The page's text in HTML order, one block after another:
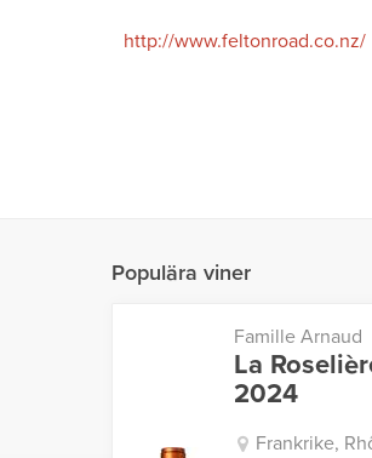
http://www.feltonroad.co.nz/
Populära viner
Famille Arnaud
La
2024
Frankrike,